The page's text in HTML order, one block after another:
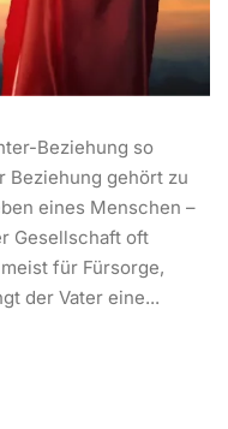
Beziehung so
Beziehung gehört zu
eines Menschen –
Gesellschaft oft
für Fürsorge,
der Vater eine...